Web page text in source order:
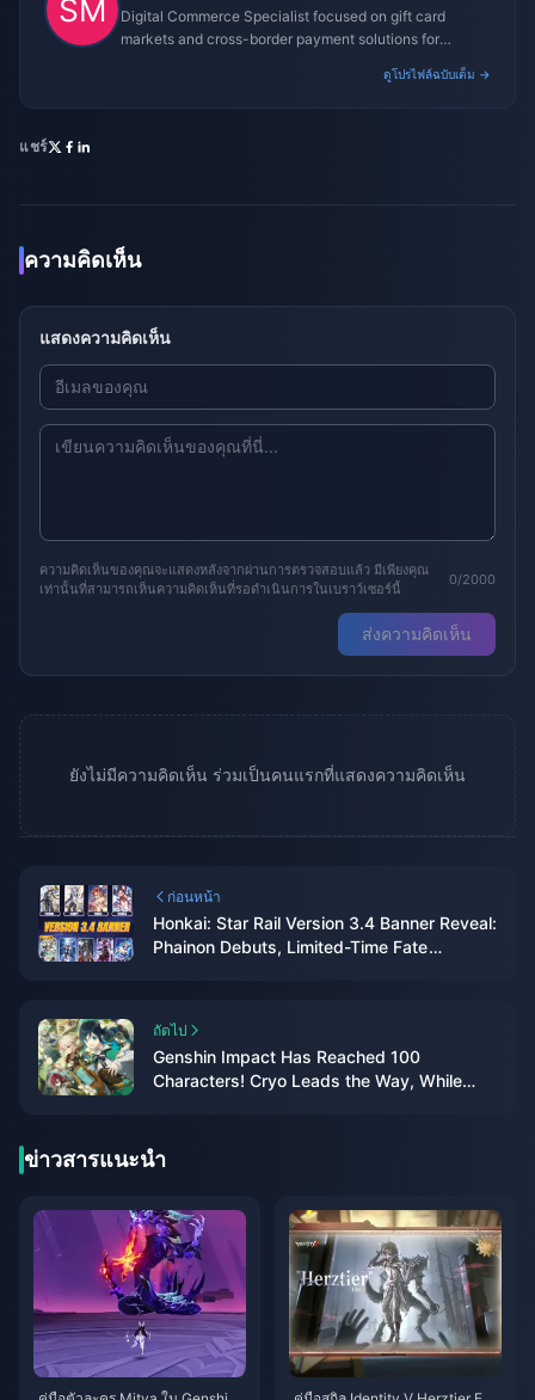
Digital Commerce Specialist focused on gift card
markets and cross-border payment solutions for
ดูโปรไฟล์ฉบับเต็ม →
แชร์
ความคิดเห็น
แสดงความคิดเห็น
ความคิดเห็นของคุณจะแสดงหลังจากผ่านการตรวจสอบแล้ว มีเพียงคุณ
เท่านั้นที่สามารถเห็นความคิดเห็นที่รอดำเนินการในเบราว์เซอร์นี้
0/2000
ส่งความคิดเห็น
ยังไม่มีความคิดเห็น ร่วมเป็นคนแรกที่แสดงความคิดเห็น
ก่อนหน้า
Honkai: Star Rail Version 3.4 Banner Reveal:
Phainon Debuts, Limited-Time Fate
ถัดไป
Genshin Impact Has Reached 100
Characters! Cryo Leads the Way, While
ข่าวสารแนะนำ